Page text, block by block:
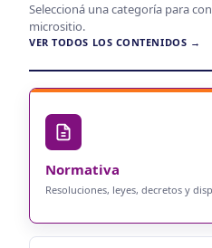
Seleccioná una categoría para
micrositio.
VER TODOS LOS CONTENIDOS →
Normativa
Resoluciones, leyes, decretos y